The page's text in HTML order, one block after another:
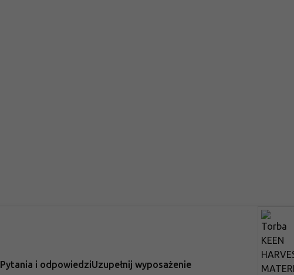
Pytania i odpowiedziUzupełnij wyposażenie